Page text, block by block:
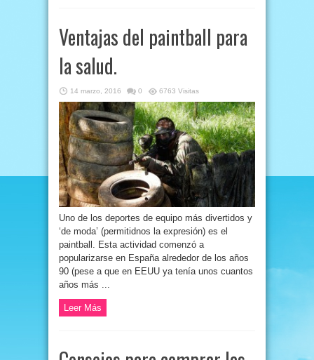
Ventajas del paintball para
la salud.
14 marzo, 2016 0 6763 Visitas
Uno de los deportes de equipo más divertidos y
‘de moda’ (permitidnos la expresión) es el
paintball. Esta actividad comenzó a
popularizarse en España alrededor de los años
90 (pese a que en EEUU ya tenía unos cuantos
años más ...
Leer Más